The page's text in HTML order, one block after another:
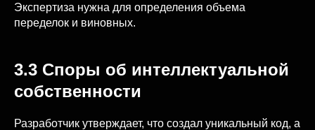
Экспертиза нужна для определения объема
переделок и виновных.
3.3 Споры об интеллектуальной
собственности
Разработчик утверждает, что создал уникальный код, а